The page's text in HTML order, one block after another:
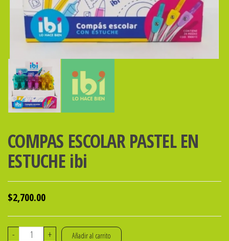
COMPAS ESCOLAR PASTEL EN
ESTUCHE ibi
$2,700.00
-
COMPAS+ Añadir al carrito